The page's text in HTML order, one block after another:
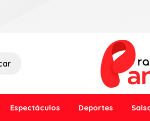
Espectáculos Deportes